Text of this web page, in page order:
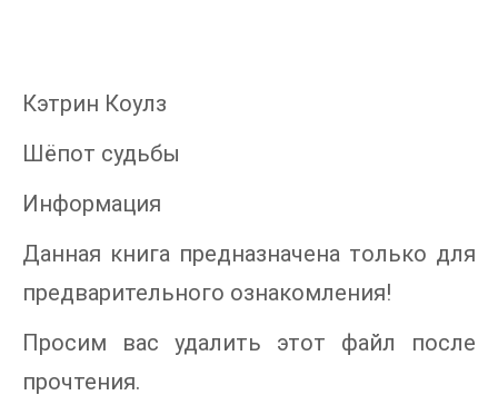
Кэтрин Коулз
Шёпот судьбы
Информация
Данная книга предназначена только для
предварительного ознакомления!
Просим вас удалить этот файл после
прочтения.